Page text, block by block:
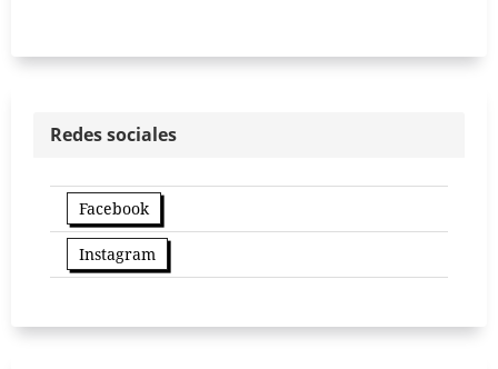
Redes sociales
Facebook
Instagram